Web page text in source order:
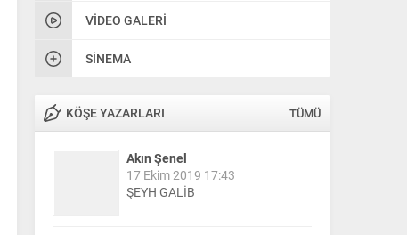
VIDEO GALERI
SINEMA
KÖŞE YAZARLARI TÜMÜ
Akın Şenel
17 Ekim 2019 17:43
ŞEYH GALİB